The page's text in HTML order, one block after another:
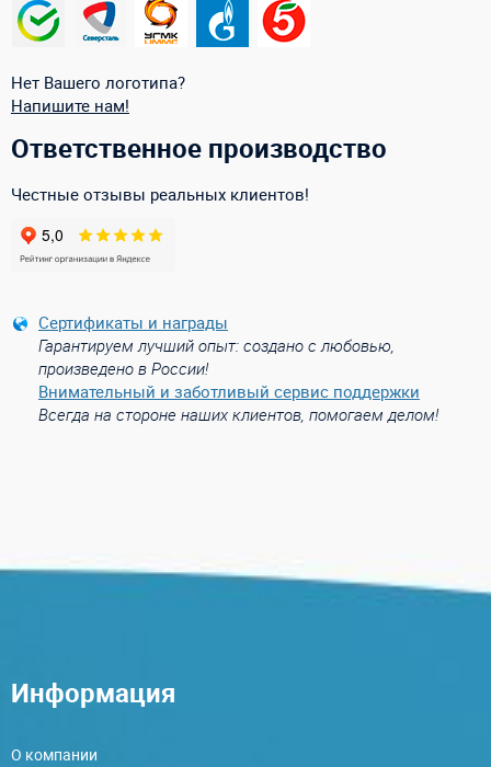
Нет Вашего логотипа?
Напишите нам!
Ответственное производство
Честные отзывы реальных клиентов!
Сертификаты и награды
Гарантируем лучший опыт: создано с любовью,
произведено в России!
Внимательный и заботливый сервис поддержки
Всегда на стороне наших клиентов, помогаем делом!
Информация
О компании